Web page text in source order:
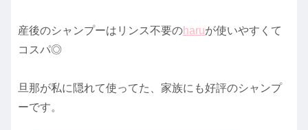
産後のシャンプーはリンス不要のharuが使いやすくて
コスパ◎
旦那が私に隠れて使ってた、家族にも好評のシャンプ
ーです。